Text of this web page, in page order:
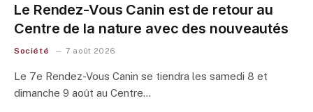
Le Rendez-Vous Canin est de retour au
Centre de la nature avec des nouveautés
Société 7 août 2026
Le 7e Rendez-Vous Canin se tiendra les samedi 8 et
dimanche 9 août au Centre…